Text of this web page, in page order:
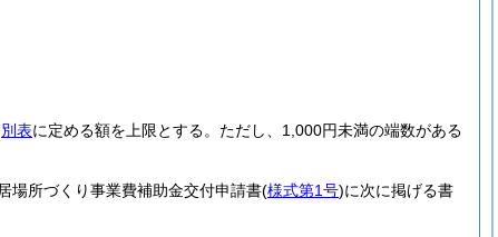
別表に定める額を上限とする。 ただし、1,000円未満の端数がある
場所づくり事業費補助金交付申請書(様式第1号)に次に掲げる書